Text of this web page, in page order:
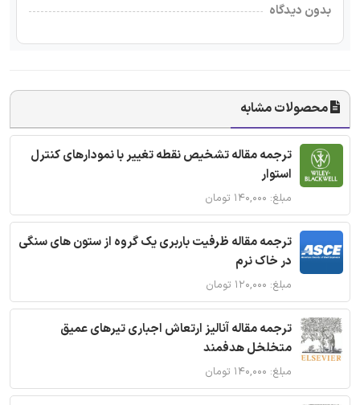
بدون دیدگاه
محصولات مشابه
ترجمه مقاله تشخیص نقطه تغییر با نمودارهای کنترل
استوار
مبلغ: ۱۴۰,۰۰۰ تومان
ترجمه مقاله ظرفیت باربری یک گروه از ستون های سنگی
در خاک نرم
مبلغ: ۱۲۰,۰۰۰ تومان
ترجمه مقاله آنالیز ارتعاش اجباری تیرهای عمیق
متخلخل هدفمند
مبلغ: ۱۴۰,۰۰۰ تومان